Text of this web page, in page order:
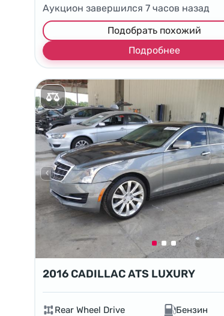
Аукцион завершился 7 часов назад
Подобрать похожий
Подробнее
2016 CADILLAC ATS LUXURY
Rear Wheel Drive
Бензин